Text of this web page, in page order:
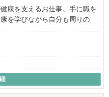
康を支えるお仕事。手に職を
を学びながら自分も周りの
しく一緒にやっていきましょ